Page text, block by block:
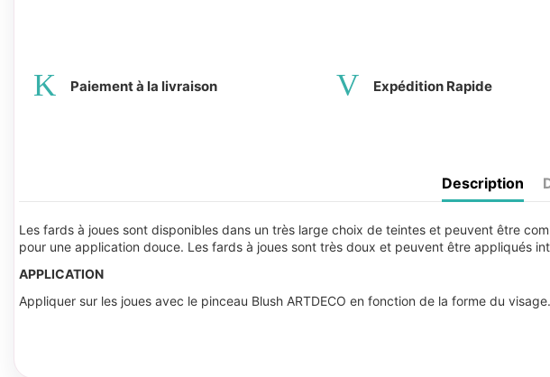
Paiement à la livraison Expédition Rapide
Description
Les fards à joues sont disponibles dans un très large choix de teintes et peuvent être
pour une application douce. Les fards à joues sont très doux et peuvent être appliqués
APPLICATION
Appliquer sur les joues avec le pinceau Blush ARTDECO en fonction de la forme du visage.